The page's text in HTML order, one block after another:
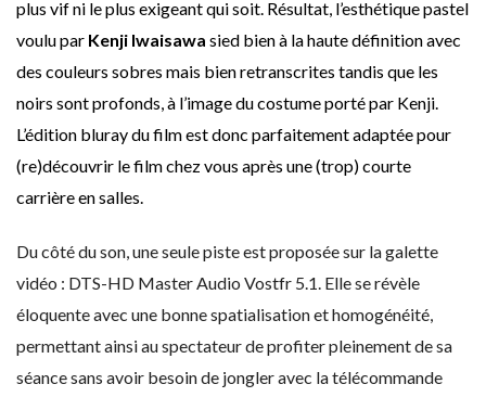
plus vif ni le plus exigeant qui soit. Résultat, l’esthétique pastel
voulu par Kenji Iwaisawa sied bien à la haute définition avec
des couleurs sobres mais bien retranscrites tandis que les
noirs sont profonds, à l’image du costume porté par Kenji.
L’édition bluray du film est donc parfaitement adaptée pour
(re)découvrir le film chez vous après une (trop) courte
carrière en salles.
Du côté du son, une seule piste est proposée sur la galette
vidéo : DTS-HD Master Audio Vostfr 5.1. Elle se révèle
éloquente avec une bonne spatialisation et homogénéité,
permettant ainsi au spectateur de profiter pleinement de sa
séance sans avoir besoin de jongler avec la télécommande